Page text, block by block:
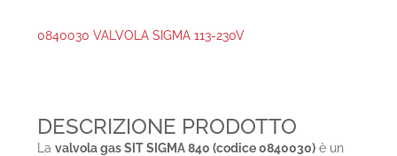
0840030 VALVOLA SIGMA 113-230V
DESCRIZIONE PRODOTTO
Lavalvola gas SIT SIGMA 840 (codice 0840030) è un